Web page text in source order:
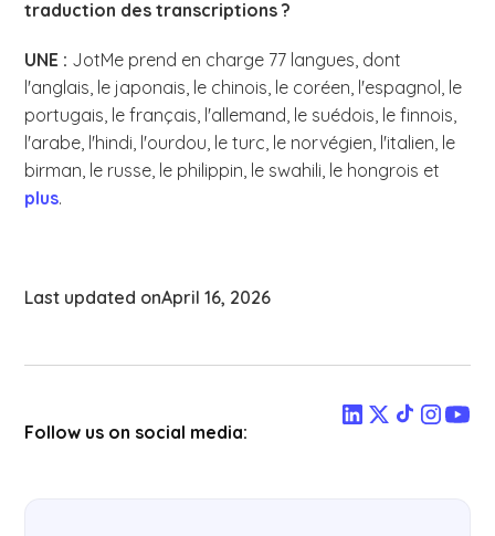
traduction des transcriptions ?
UNE : JotMe prend en charge 77 langues, dont
l'anglais, le japonais, le chinois, le coréen, l'espagnol, le
portugais, le français, l'allemand, le suédois, le finnois,
l'arabe, l'hindi, l'ourdou, le turc, le norvégien, l'italien, le
birman, le russe, le philippin, le swahili, le hongrois et
plus.
Last updated onApril 16, 2026
Follow us on social media: